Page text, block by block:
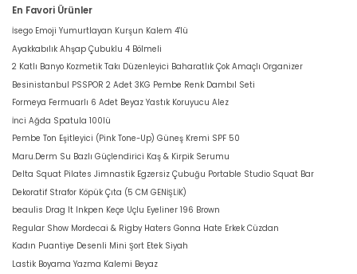
En Favori Ürünler
İsego Emoji Yumurtlayan Kurşun Kalem 4'lü
Ayakkabılık Ahşap Çubuklu 4 Bölmeli
2 Katlı Banyo Kozmetik Takı Düzenleyici Baharatlık Çok Amaçlı Organizer
Besinistanbul PSSPOR 2 Adet 3KG Pembe Renk Dambıl Seti
Formeya Fermuarlı 6 Adet Beyaz Yastık Koruyucu Alez
İnci Ağda Spatula 100lü
Pembe Ton Eşitleyici (Pink Tone-Up) Güneş Kremi SPF 50
Maru.Derm Su Bazlı Güçlendirici Kaş & Kirpik Serumu
Delta Squat Pilates Jimnastik Egzersiz Çubuğu Portable Studio Squat Bar
Dekoratif Strafor Köpük Çıta (5 CM GENİŞLİK)
beaulis Drag It Inkpen Keçe Uçlu Eyeliner 196 Brown
Regular Show Mordecai & Rigby Haters Gonna Hate Erkek Cüzdan
Kadın Puantiye Desenli Mini Şort Etek Siyah
Lastik Boyama Yazma Kalemi Beyaz